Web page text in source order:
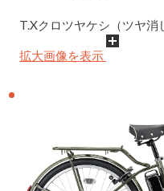
T.Xクロツヤケシ（ツヤ消
拡大画像を表示